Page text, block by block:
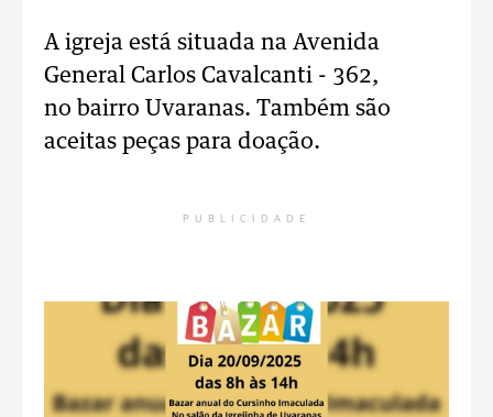
A igreja está situada na Avenida
General Carlos Cavalcanti - 362,
no bairro Uvaranas. Também são
aceitas peças para doação.
PUBLICIDADE